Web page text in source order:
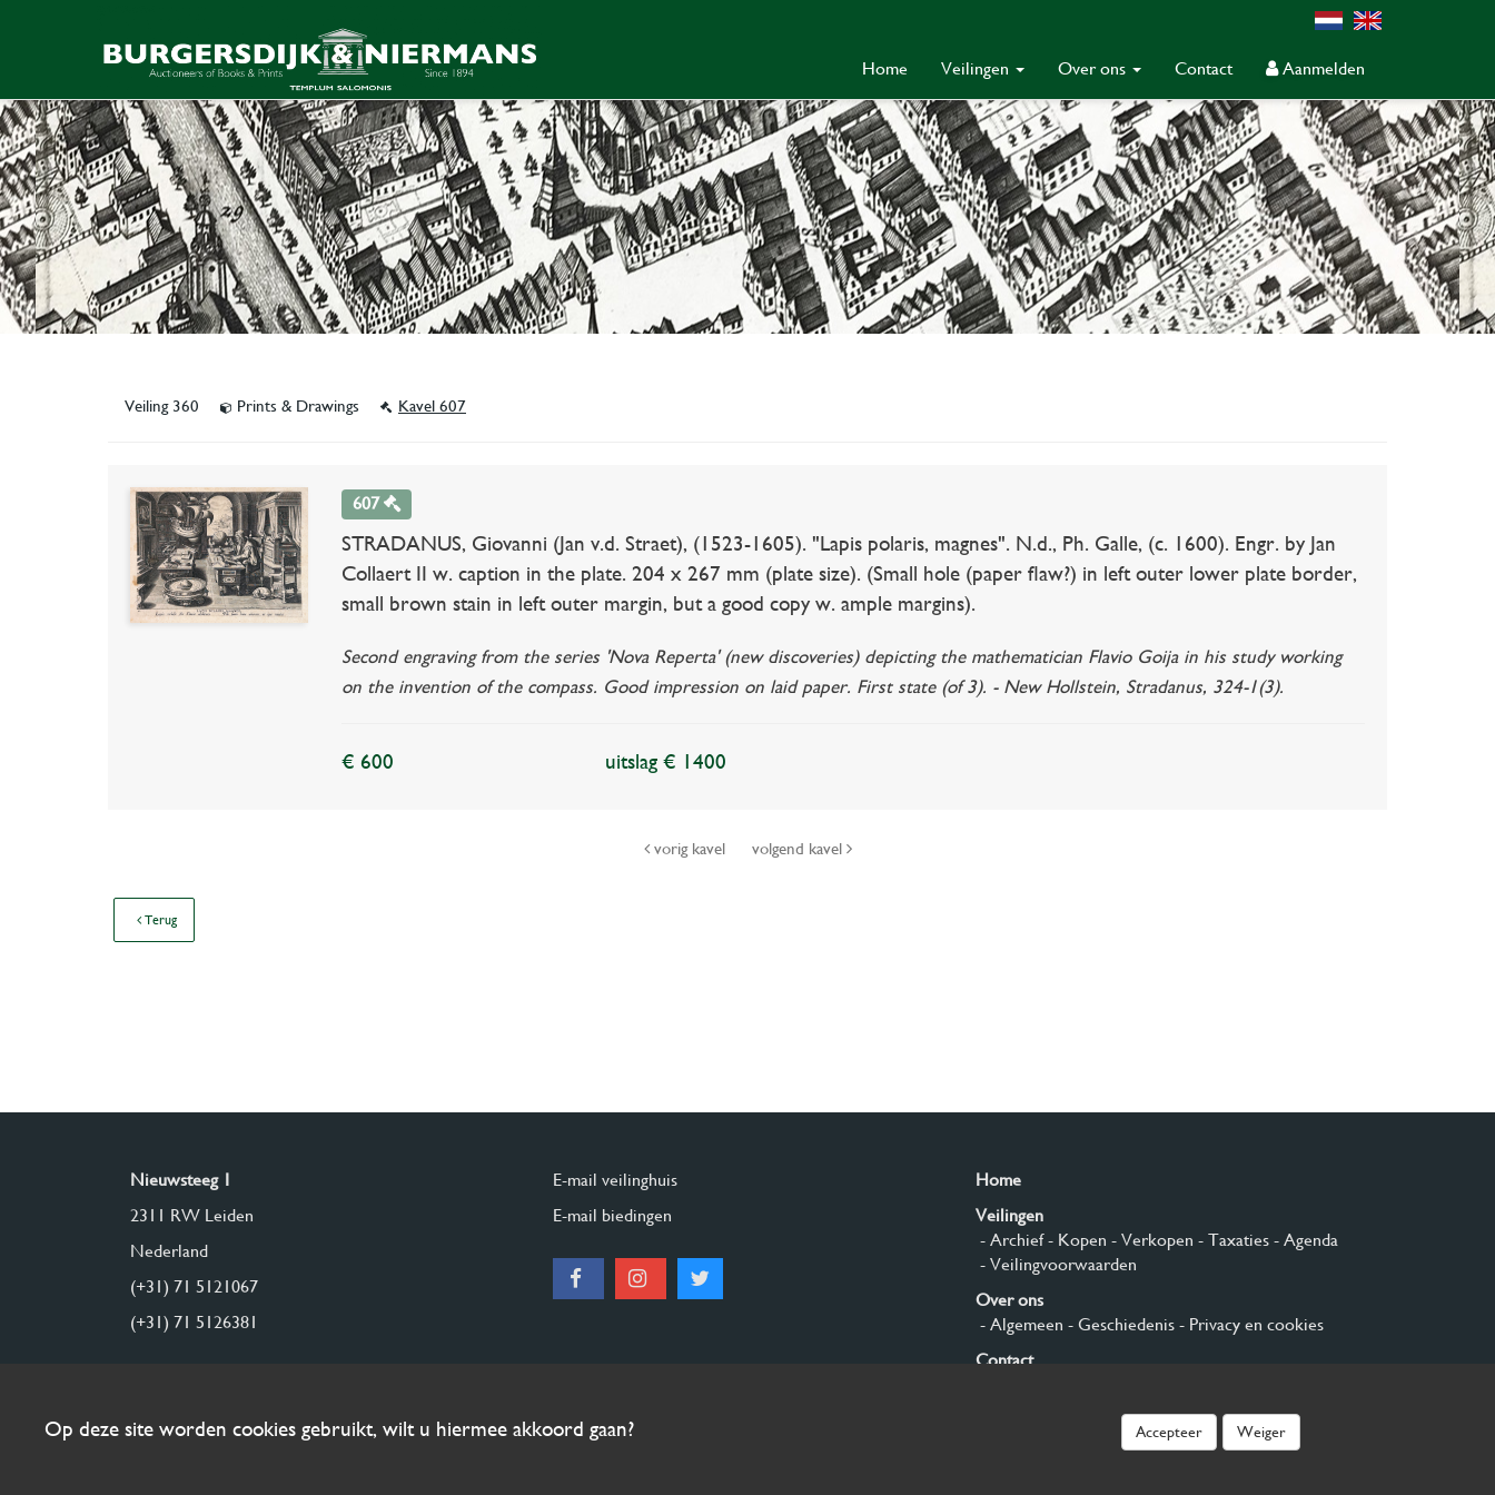
Home Veilingen Over ons Contact Aanmelden
Veiling 360 Prints & Drawings Kavel 607
607
STRADANUS, Giovanni (Jan v.d. Straet), (1523-1605). "Lapis polaris, magnes". N.d., Ph. Galle, (c. 1600). Engr. by Jan
Collaert II w. caption in the plate. 204 x 267 mm (plate size). (Small hole (paper flaw?) in left outer lower plate border,
small brown stain in left outer margin, but a good copy w. ample margins).
Second engraving from the series 'Nova Reperta' (new discoveries) depicting the mathematician Flavio Goija in his study working
on the invention of the compass. Good impression on laid paper. First state (of 3). - New Hollstein, Stradanus, 324-1(3).
€ 600 uitslag € 1400
vorig kavel volgend kavel
Terug
Nieuwsteeg 1
2311 RW Leiden
Nederland
(+31) 71 5121067
(+31) 71 5126381
E-mail veilinghuis
E-mail biedingen
Home
Veilingen
- Archief- Kopen - Verkopen - Taxaties- Agenda
- Veilingvoorwaarden
Over ons
- Algemeen - Geschiedenis- Privacy en cookies
Contact
Op deze site worden cookies gebruikt, wilt u hiermee akkoord gaan? Accepteer Weiger